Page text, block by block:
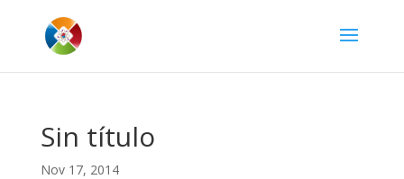
Sin título
Nov 17, 2014